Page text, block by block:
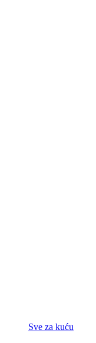
Sve za kuću